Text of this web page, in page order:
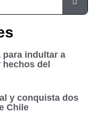
para indultar a
del
y conquista dos
Chile